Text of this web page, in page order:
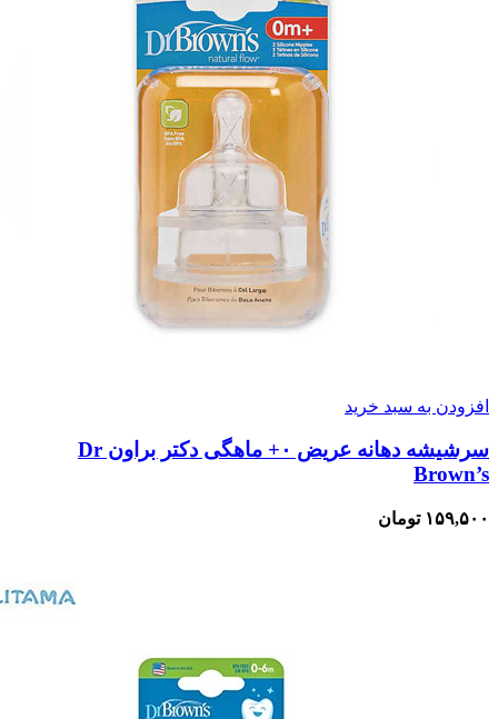
افزودن به سبد خرید
سرشیشه دهانه عریض ۰+ ماهگی دکتر براون Dr
Brown’s
۱۵۹,۵۰۰ تومان